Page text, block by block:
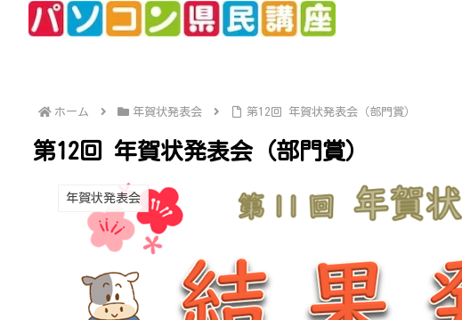
ホーム 年賀状発表会 第12回 年賀状発表会（部門賞）
第12回 年賀状発表会（部門賞）
年賀状発表会